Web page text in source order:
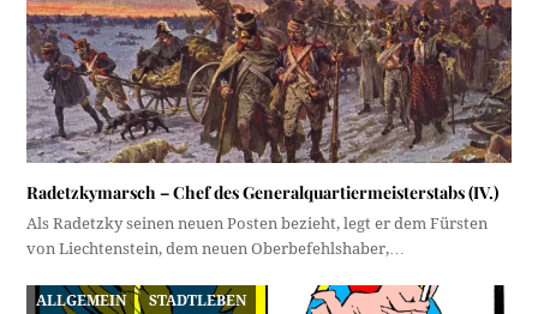
Radetzkymarsch – Chef des Generalquartiermeisterstabs (IV.)
Als Radetzky seinen neuen Posten bezieht, legt er dem Fürsten
von Liechtenstein, dem neuen Oberbefehlshaber,…
ALLGEMEIN STADTLEBEN